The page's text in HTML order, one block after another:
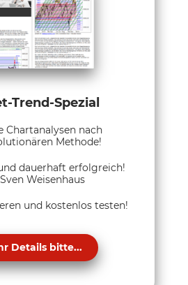
Trend-Spezial
Chartanalysen nach
Methode!
dauerhaft erfolgreich!
Weisenhaus
und kostenlos testen!
Details bitte...